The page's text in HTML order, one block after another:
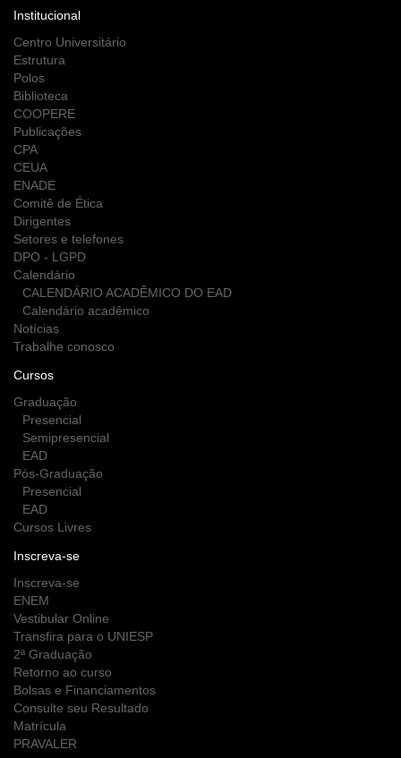
Institucional
Centro Universitário
Estrutura
Polos
Biblioteca
COOPERE
Publicações
CPA
CEUA
ENADE
Comitê de Ética
Dirigentes
Setores e telefones
DPO - LGPD
Calendário
CALENDÁRIO ACADÊMICO DO EAD
Calendário acadêmico
Notícias
Trabalhe conosco
Cursos
Graduação
Presencial
Semipresencial
EAD
Pós-Graduação
Presencial
EAD
Cursos Livres
Inscreva-se
Inscreva-se
ENEM
Vestibular Online
Transfira para o UNIESP
2ª Graduação
Retorno ao curso
Bolsas e Financiamentos
Consulte seu Resultado
Matrícula
PRAVALER